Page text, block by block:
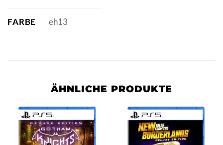
FARBE eh13
ÄHNLICHE PRODUKTE